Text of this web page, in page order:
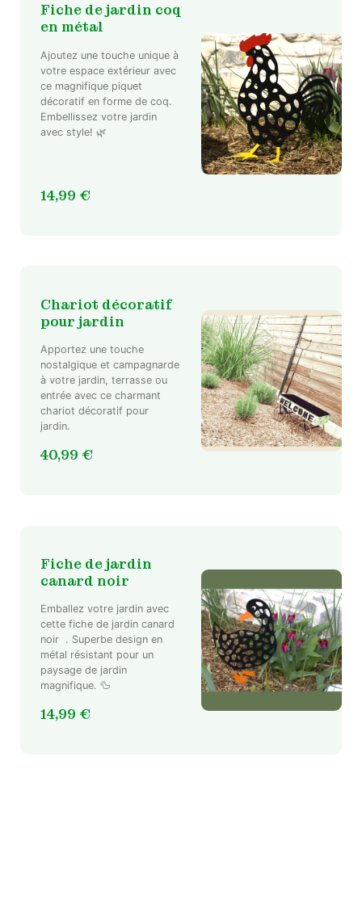
Fiche de jardin coq
en métal
Ajoutez une touche unique à
votre espace extérieur avec
ce magnifique piquet
décoratif en forme de coq.
Embellissez votre jardin
avec style! 🌿
14,99 €
Chariot décoratif
pour jardin
Apportez une touche
nostalgique et campagnarde
à votre jardin, terrasse ou
entrée avec ce charmant
chariot décoratif pour
jardin.
40,99 €
Fiche de jardin
canard noir
Emballez votre jardin avec
cette fiche de jardin canard
noir . Superbe design en
métal résistant pour un
paysage de jardin
magnifique. 🦆
14,99 €